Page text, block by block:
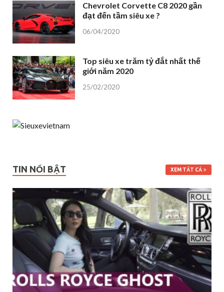
Chevrolet Corvette C8 2020 gần
đạt đến tầm siêu xe ?
06/04/2020
Top siêu xe trăm tỷ đắt nhất thế
giới năm 2020
25/02/2020
TIN NỔI BẬT XEM TẤT CẢ